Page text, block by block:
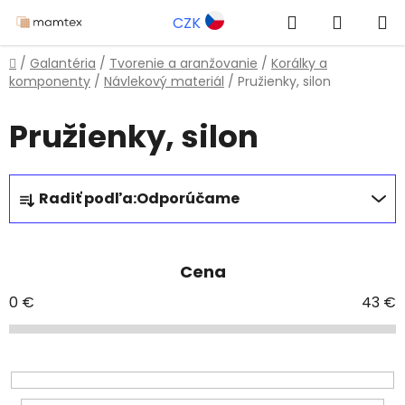
na
obsah
CZK Hľadať
KOŠÍK
Domov
/ Galantéria / Tvorenie a aranžovanie / Korálky a
komponenty / Návlekový materiál / Pružienky, silon
Pružienky, silon
R
a
d
i
e
r
o
Radiť podľa:Odporúčame
Cena
0 € 43 €